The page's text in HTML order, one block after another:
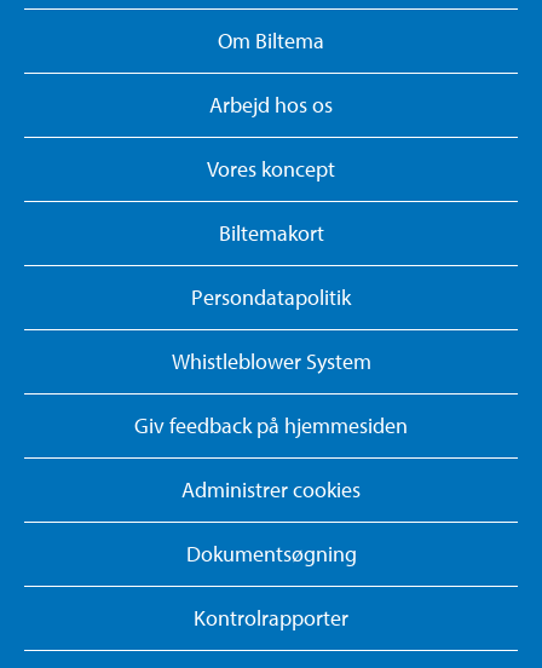
Om Biltema
Arbejd hos os
Vores koncept
Biltemakort
Persondatapolitik
Whistleblower System
Giv feedback på hjemmesiden
Administrer cookies
Dokumentsøgning
Kontrolrapporter